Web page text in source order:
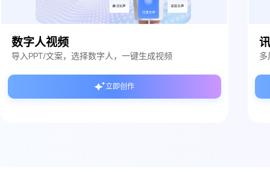
数字人视频
导入PPT/文案，选择数字人，一键生成视频
立即创作